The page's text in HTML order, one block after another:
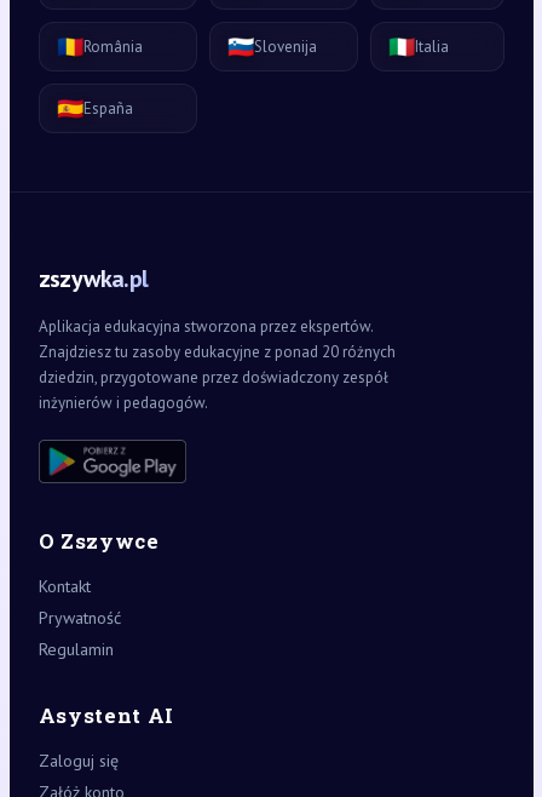
🇷🇴România 🇸🇮Slovenija 🇮🇹Italia
🇪🇸España
zszywka.pl
Aplikacja edukacyjna stworzona przez ekspertów.
Znajdziesz tu zasoby edukacyjne z ponad 20 różnych
dziedzin, przygotowane przez doświadczony zespół
inżynierów i pedagogów.
O Zszywce
Kontakt
Prywatność
Regulamin
Asystent AI
Zaloguj się
Załóż konto